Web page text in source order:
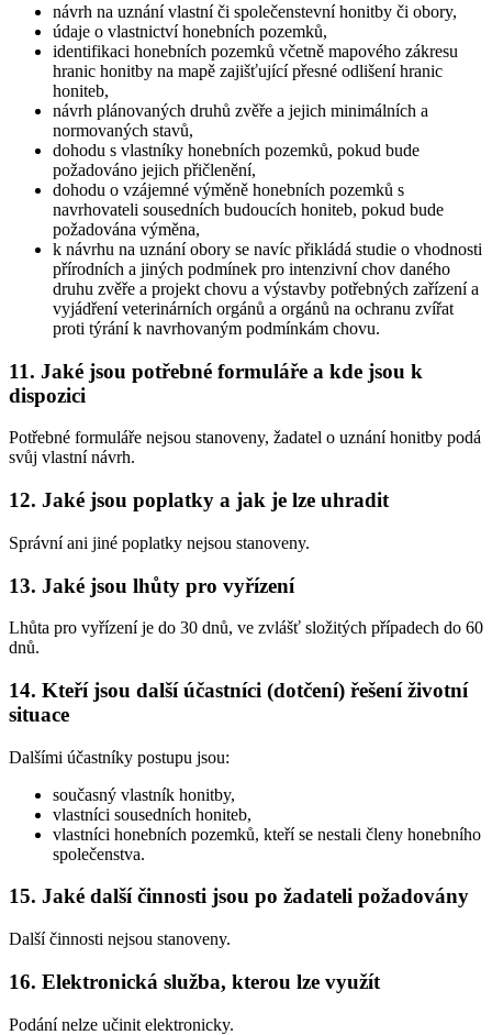
návrh na uznání vlastní či společenstevní honitby či obory,
údaje o vlastnictví honebních pozemků,
identifikaci honebních pozemků včetně mapového zákresu
hranic honitby na mapě zajišťující přesné odlišení hranic
honiteb,
návrh plánovaných druhů zvěře a jejich minimálních a
normovaných stavů,
dohodu s vlastníky honebních pozemků, pokud bude
požadováno jejich přičlenění,
dohodu o vzájemné výměně honebních pozemků s
navrhovateli sousedních budoucích honiteb, pokud bude
požadována výměna,
k návrhu na uznání obory se navíc přikládá studie o vhodnosti
přírodních a jiných podmínek pro intenzivní chov daného
druhu zvěře a projekt chovu a výstavby potřebných zařízení a
vyjádření veterinárních orgánů a orgánů na ochranu zvířat
proti týrání k navrhovaným podmínkám chovu.
11. Jaké jsou potřebné formuláře a kde jsou k
dispozici
Potřebné formuláře nejsou stanoveny, žadatel o uznání honitby podá
svůj vlastní návrh.
12. Jaké jsou poplatky a jak je lze uhradit
Správní ani jiné poplatky nejsou stanoveny.
13. Jaké jsou lhůty pro vyřízení
Lhůta pro vyřízení je do 30 dnů, ve zvlášť složitých případech do 60
dnů.
14. Kteří jsou další účastníci (dotčení) řešení životní
situace
Dalšími účastníky postupu jsou:
současný vlastník honitby,
vlastníci sousedních honiteb,
vlastníci honebních pozemků, kteří se nestali členy honebního
společenstva.
15. Jaké další činnosti jsou po žadateli požadovány
Další činnosti nejsou stanoveny.
16. Elektronická služba, kterou lze využít
Podání nelze učinit elektronicky.